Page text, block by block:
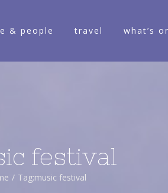
& people travel what’s
festival
/ Tag:music festival